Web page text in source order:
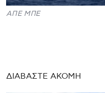
ΑΠΕ ΜΠΕ
ΔΙΑΒΑΣΤΕ ΑΚΟΜΗ